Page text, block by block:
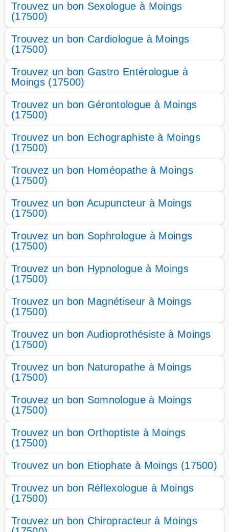
Trouvez un bon Sexologue à Moings
(17500)
Trouvez un bon Cardiologue à Moings
(17500)
Trouvez un bon Gastro Entérologue à
Moings (17500)
Trouvez un bon Gérontologue à Moings
(17500)
Trouvez un bon Echographiste à Moings
(17500)
Trouvez un bon Homéopathe à Moings
(17500)
Trouvez un bon Acupuncteur à Moings
(17500)
Trouvez un bon Sophrologue à Moings
(17500)
Trouvez un bon Hypnologue à Moings
(17500)
Trouvez un bon Magnétiseur à Moings
(17500)
Trouvez un bon Audioprothésiste à Moings
(17500)
Trouvez un bon Naturopathe à Moings
(17500)
Trouvez un bon Somnologue à Moings
(17500)
Trouvez un bon Orthoptiste à Moings
(17500)
Trouvez un bon Etiophate à Moings (17500)
Trouvez un bon Réflexologue à Moings
(17500)
Trouvez un bon Chiropracteur à Moings